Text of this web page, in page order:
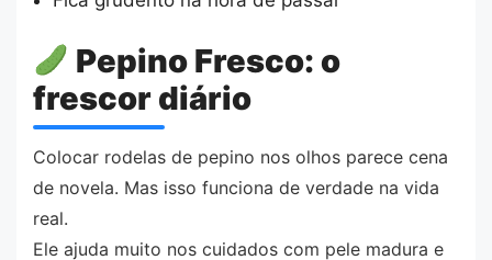
Pepino Fresco: o
frescor diário
Colocar rodelas de pepino nos olhos parece cena
de novela. Mas isso funciona de verdade na vida
real.
Ele ajuda muito nos cuidados com pele madura e